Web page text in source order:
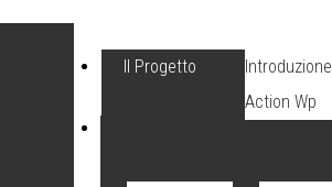
Il Progetto Introduzione
Action Wp